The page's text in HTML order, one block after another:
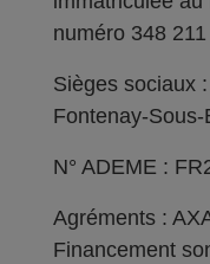
numéro 348
Sièges sociaux
Fontenay-Sous-
N° ADEME :
Agréments :
Financement